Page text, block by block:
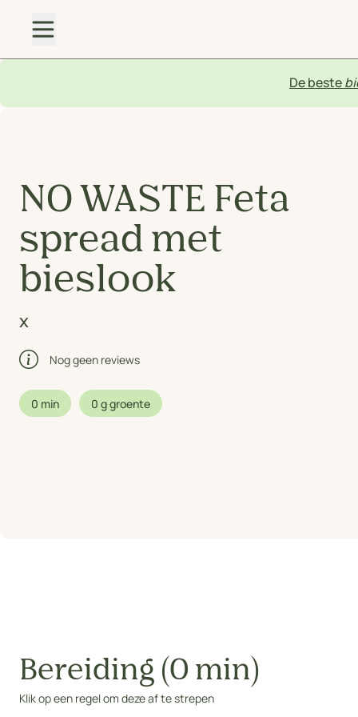
De beste
NO WASTE Feta
spread met
bieslook
x
Nog geen reviews
0 min 0 g groente
Bereiding (0 min)
Klik op een regel om deze af te strepen